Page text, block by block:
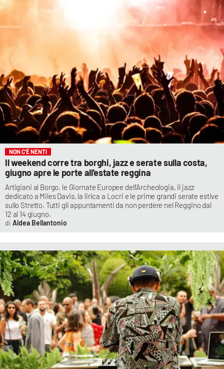
NON C'È NENTI
Il weekend corre tra borghi, jazz e serate sulla costa,
giugno apre le porte all'estate reggina
Artigiani al Borgo, le Giornate Europee dell'Archeologia, il jazz
dedicato a Miles Davis, la lirica a Locri e le prime grandi serate estive
sullo Stretto. Tutti gli appuntamenti da non perdere nel Reggino dal
12 al 14 giugno.
Aldea Bellantonio